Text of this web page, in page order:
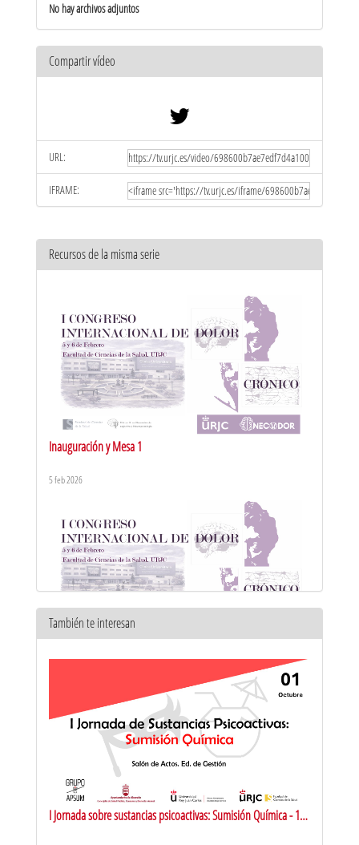
No hay archivos adjuntos
Compartir vídeo
URL:
IFRAME:
Recursos de la misma serie
Inauguración y Mesa 1
5 feb 2026
También te interesan
I Jornada sobre sustancias psicoactivas: Sumisión Química - 1ª